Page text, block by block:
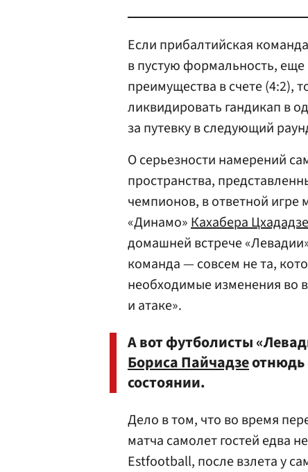
Если прибалтийская
в пустую формальность,
преимущества в счете (4:2),
ликвидировать гандикап в
за путевку в следующий
О серьезности намерений
пространства,
чемпионов, в ответной игре
«Динамо»Кахабера Цхададзе
домашней встрече
команда — совсем не та,
необходимые изменения во
и атаке».
А вот футболисты
Бориса Пайчадзеотнюдь
состоянии.
Дело в том, что во время
матча самолет гостей едва
Estfootball, после взлета у